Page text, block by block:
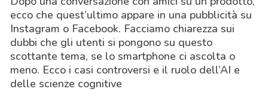
ecco che quest’ultimo appare in una pubblicità su
Instagram o Facebook. Facciamo chiarezza sui
dubbi che gli utenti si pongono su questo
scottante tema, se lo smartphone ci ascolta o
meno. Ecco i casi controversi e il ruolo dell’AI e
delle scienze cognitive